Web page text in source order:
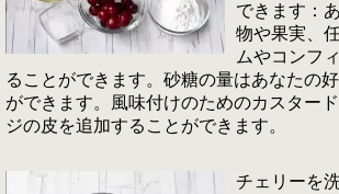
できます：
物や果実、
ムやコンフ
ることができます。砂糖の量はあなたの
ができます。風味付けのためのカスター
ジの皮を追加することができます。
チェリーを